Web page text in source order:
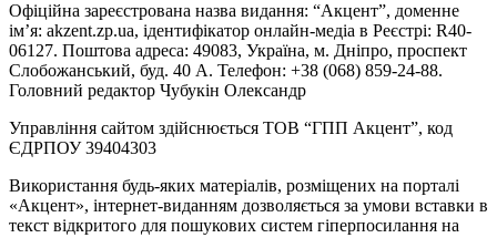
Офіційна зареєстрована назва видання: “Акцент”, доменне
ім’я: akzent.zp.ua, ідентифікатор онлайн-медіа в Реєстрі: R40-
06127. Поштова адреса: 49083, Україна, м. Дніпро, проспект
Слобожанський, буд. 40 А. Телефон: +38 (068) 859-24-88.
Головний редактор Чубукін Олександр
Управління сайтом здійснюється ТОВ “ГПП Акцент”, код
ЄДРПОУ 39404303
Використання будь-яких матеріалів, розміщених на порталі
«Акцент», інтернет-виданням дозволяється за умови вставки в
текст відкритого для пошукових систем гіперпосилання на